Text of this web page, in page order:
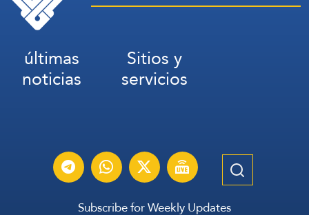
últimas
noticias
Sitios y
servicios
Subscribe for Weekly Updates